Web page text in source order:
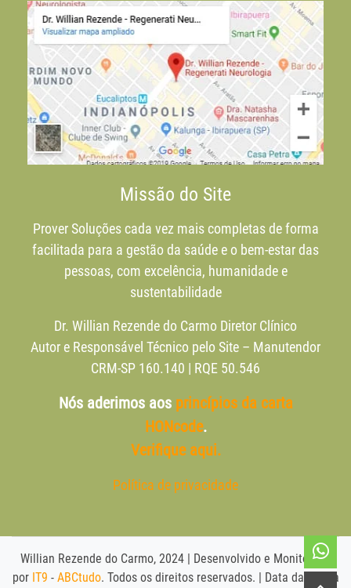
Missão do Site
Prover Soluções cada vez mais completas de forma
facilitada para a gestão da saúde e o bem-estar das
pessoas, com excelência, humanidade e
sustentabilidade
Dr. Willian Rezende do Carmo Diretor Clínico
Autor e Responsável Técnico pelo Site – Manutendor
CRM-SP 160.140 | RQE 50.546
Nós aderimos aos princípios da carta
HONcode.
Verifique aqui.
Política de privacidade
Willian Rezende do Carmo, 2024 | Desenvolvido e Monitorado
por IT9 - ABCtudo. Todos os direitos reservados. | Data da última